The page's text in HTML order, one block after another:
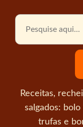
Receitas,
salgados:
trufas e